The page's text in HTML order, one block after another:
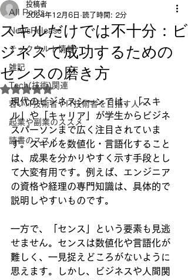
All Posts
NewsRelease
テックウルト情報
雑記
Tech(技術)関連
若いIT技術者やIT技術者を目指す人へ
起業や副業のススメ
読書のススメ
スキルだけでは不十分：ビ
ジネスで成功するための
センスの磨き方
投稿者
2024年12月6日 読了時間: 2分
5つ星のうちNaNと評価されています。
現代のビジネスシーンでは、「スキ
ル」や「キャリア」が学生からビジネ
スパーソンまで広く注目されていま
す。スキルを数値化・言語化すること
は、成果を分かりやすく示す手段とし
て大変有用です。例えば、エンジニア
の資格や経理の専門知識は、具体的で
説明しやすいものです。
一方で、「センス」という要素も見逃
せません。センスは数値化や言語化が
難しく、一見捉えどころがないように
思えます。しかし、ビジネスや人間関